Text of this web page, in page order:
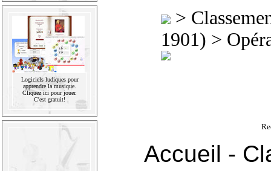
Logiciels ludiques pour
apprendre la musique.
Cliquez ici pour jouer.
C'est gratuit!
>
1901) >
Accueil -